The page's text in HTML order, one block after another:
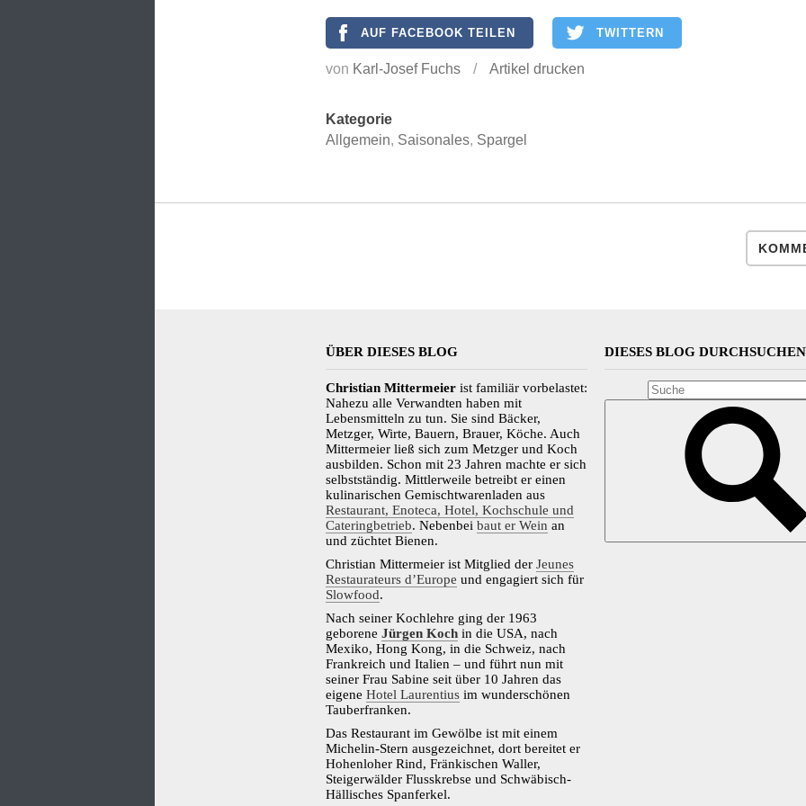
AUF FACEBOOK TEILEN TWITTERN
von Karl-Josef Fuchs / Artikel drucken
Kategorie
Allgemein, Saisonales, Spargel
ÜBER DIESES BLOG
Christian Mittermeier ist familiär vorbelastet:
Nahezu alle Verwandten haben mit
Lebensmitteln zu tun. Sie sind Bäcker,
Metzger, Wirte, Bauern, Brauer, Köche. Auch
Mittermeier ließ sich zum Metzger und Koch
ausbilden. Schon mit 23 Jahren machte er sich
selbstständig. Mittlerweile betreibt er einen
kulinarischen Gemischtwarenladen aus
Restaurant, Enoteca, Hotel, Kochschule und
Cateringbetrieb. Nebenbei baut er Wein an
und züchtet Bienen.
Christian Mittermeier ist Mitglied der Jeunes
Restaurateurs d’Europe und engagiert sich für
Slowfood.
Nach seiner Kochlehre ging der 1963
geborene Jürgen Koch in die USA, nach
Mexiko, Hong Kong, in die Schweiz, nach
Frankreich und Italien – und führt nun mit
seiner Frau Sabine seit über 10 Jahren das
eigene Hotel Laurentius im wunderschönen
Tauberfranken.
Das Restaurant im Gewölbe ist mit einem
Michelin-Stern ausgezeichnet, dort bereitet er
Hohenloher Rind, Fränkischen Waller,
Steigerwälder Flusskrebse und Schwäbisch-
Hällisches Spanferkel.
DIESES BLOG DURCHSUCHEN